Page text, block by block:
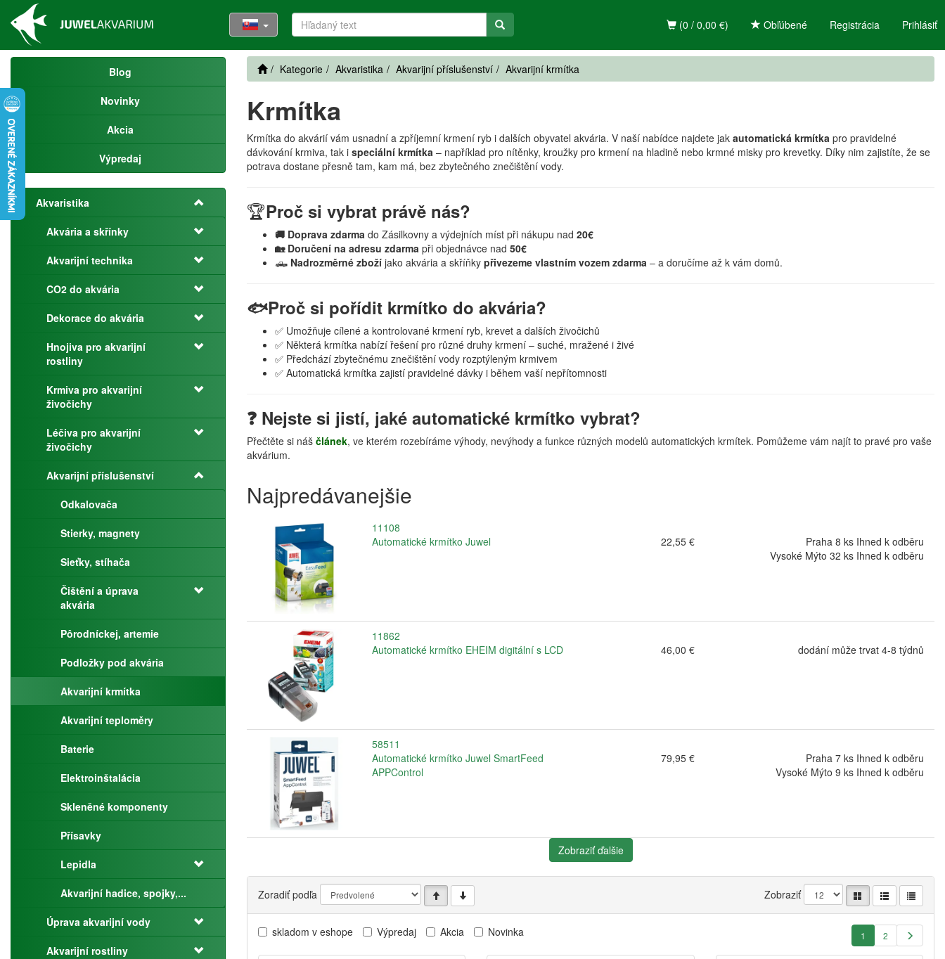
Registrácia Prihlásiť
(0 / 0,00 €) Obľúbené
Blog
Novinky
Akcia
Výpredaj
Akvaristika
Akvária a skřínky
Akvarijní technika
CO2 do akvária
Dekorace do akvária
Hnojiva pro akvarijní
rostliny
Krmiva pro akvarijní
živočichy
Léčiva pro akvarijní
živočichy
Akvarijní příslušenství
Odkalovača
Stierky, magnety
Sieťky, stíhača
Čištění a úprava
akvária
Pôrodníckej, artemie
Podložky pod akvária
Akvarijní krmítka
Akvarijní teploměry
Baterie
Elektroinštalácia
Skleněné komponenty
Přísavky
Lepidla
Akvarijní hadice, spojky,...
Úprava akvarijní vody
Akvarijní rostliny
Kategorie Akvaristika Akvarijní příslušenství Akvarijní krmítka
Krmítka
Krmítka do akvárií vám usnadní a zpříjemní krmení ryb i dalších obyvatel akvária. V naší nabídce najdete jak automatická krmítka pro pravidelné
dávkování krmiva, tak i speciální krmítka – například pro nítěnky, kroužky pro krmení na hladině nebo krmné misky pro krevetky. Díky nim zajistíte, že se
potrava dostane přesně tam, kam má, bez zbytečného znečištění vody.
🏆Proč si vybrat právě nás?
🚚 Doprava zdarma do Zásilkovny a výdejních míst při nákupu nad 20€
🏡 Doručení na adresu zdarma při objednávce nad 50€
🛻 Nadrozměrné zboží jako akvária a skříňky přivezeme vlastním vozem zdarma – a doručíme až k vám domů.
🐟Proč si pořídit krmítko do akvária?
✅ Umožňuje cílené a kontrolované krmení ryb, krevet a dalších živočichů
✅ Některá krmítka nabízí řešení pro různé druhy krmení – suché, mražené i živé
✅ Předchází zbytečnému znečištění vody rozptýleným krmivem
✅ Automatická krmítka zajistí pravidelné dávky i během vaší nepřítomnosti
❓ Nejste si jistí, jaké automatické krmítko vybrat?
Přečtěte si náš článek, ve kterém rozebíráme výhody, nevýhody a funkce různých modelů automatických krmítek. Pomůžeme vám najít to pravé pro vaše
akvárium.
Najpredávanejšie
11108
Automatické krmítko Juwel
22,55 €
Praha 8 ks Ihned k odběru
Vysoké Mýto 32 ks Ihned k odběru
11862
Automatické krmítko EHEIM digitální s LCD
46,00 € dodání může trvat 4-8 týdnů
58511
Automatické krmítko Juwel SmartFeed
APPControl
79,95 €
Praha 7 ks Ihned k odběru
Vysoké Mýto 9 ks Ihned k odběru
Zobraziť ďalšie
Zoradiť podľa Zobraziť
skladom v eshope Výpredaj Akcia Novinka 1 2